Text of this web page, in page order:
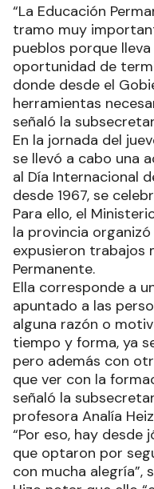
“La Educación
tramo muy
pueblos porque
oportunidad de
donde desde el
herramientas
señaló la
En la jornada del
se llevó a cabo una
al Día Internacional
desde 1967, se
Para ello, el
la provincia
expusieron trabajos
Permanente.
Ella corresponde a
apuntado a las
alguna razón o
tiempo y forma, ya
pero además con
que ver con la
señaló la
profesora Analía
“Por eso, hay desde
que optaron por
con mucha alegría”,